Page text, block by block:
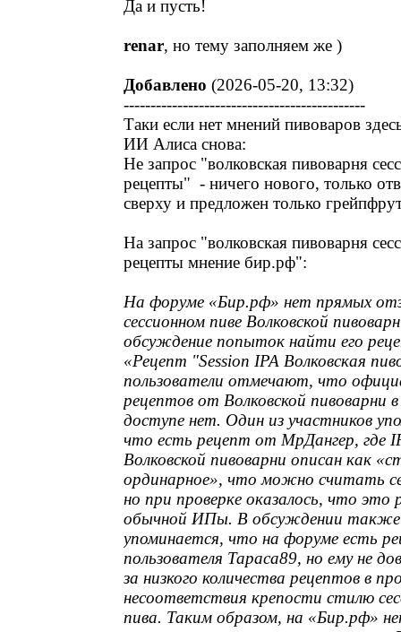
Да и пусть!
renar, но тему заполняем же )
Добавлено (2026-05-20, 13:32)
---------------------------------------------
Таки если нет мнений пивоваров
ИИ Алиса снова:
Не запрос "волковская пивоварня
рецепты" - ничего нового, только
сверху и предложен только
На запрос "волковская пивоварня
рецепты мнение бир.рф":
На форуме «Бир.рф» нет прямых
сессионном пиве Волковской
обсуждение попыток найти его
«Рецепт "Session IPA Волковская
пользователи отмечают, что
рецептов от Волковской пивоварни
доступе нет. Один из участников
что есть рецепт от МрДангер, где
Волковской пивоварни описан как
ординарное», что можно считать
но при проверке оказалось, что это
обычной ИПы. В обсуждении также
упоминается, что на форуме есть
пользователя Тараса89, но ему не
за низкого количества рецептов в
несоответствия крепости стилю
пива. Таким образом, на «Бир.рф»